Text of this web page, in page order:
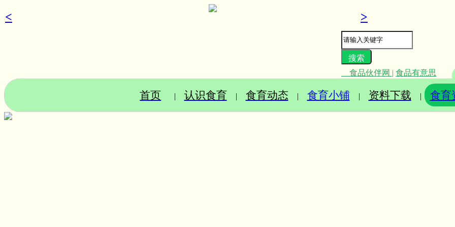
食品伙伴网 | 食品有意思
首页 | 认识食育 | 食育动态 | 食育小铺 | 资料下载 | 食育
< >